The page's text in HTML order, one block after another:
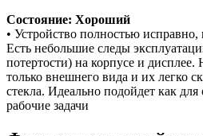
Состояние: Хороший
• Устройство полностью
Есть небольшие следы
потертости) на корпусе и дисплее.
только внешнего вида и их легко
стекла. Идеально подойдет как
рабочие задачи